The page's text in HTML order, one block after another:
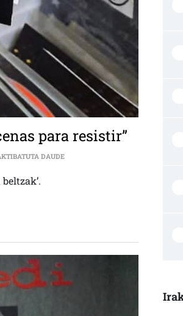
para resistir”
DAUDEMÚSICA | “TENEMOS QUE IR